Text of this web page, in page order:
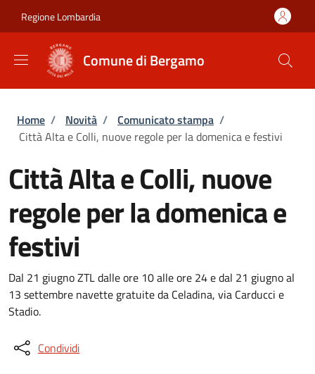
Regione Lombardia
Comune di Bergamo
Briciole di pane
Home / Novità / Comunicato stampa /
Città Alta e Colli, nuove regole per la domenica e festivi
Città Alta e Colli, nuove
regole per la domenica e
festivi
Dal 21 giugno ZTL dalle ore 10 alle ore 24 e dal 21 giugno al
13 settembre navette gratuite da Celadina, via Carducci e
Stadio.
Condividi